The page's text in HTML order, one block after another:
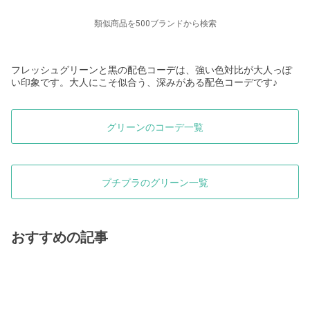
類似商品を500ブランドから検索
フレッシュグリーンと黒の配色コーデは、強い色対比が大人っぽ
い印象です。大人にこそ似合う、深みがある配色コーデです♪
グリーンのコーデ一覧
プチプラのグリーン一覧
おすすめの記事